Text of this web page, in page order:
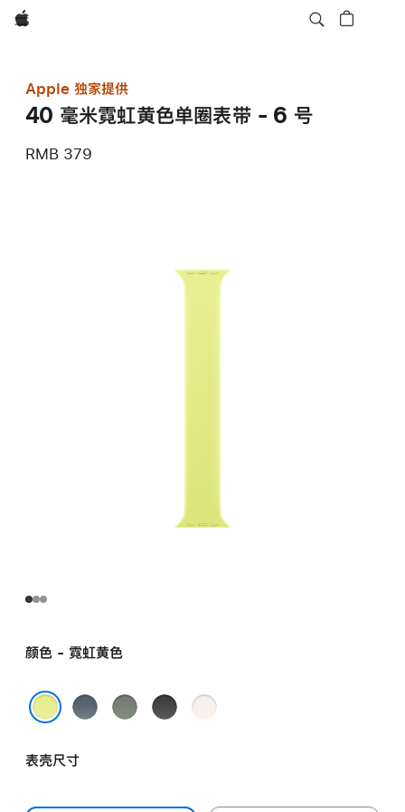
Apple
Apple 独家提供
40 毫米霓虹黄色单圈表带 - 6 号
RMB 379
颜色 - 霓虹黄色
铁
蓝
灰
黑
淡
表壳尺寸